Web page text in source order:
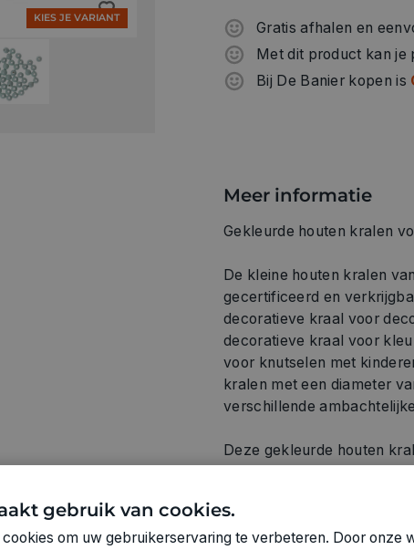
KIES JE VARIANT
voor baby's en peuters.
Gratis afhalen en
Met dit product kan je
Bij De Banier kopen is
Meer informatie
Gekleurde houten kralen
De kleine houten kralen
gecertificeerd en
decoratieve kraal voor
decoratieve kraal voor
voor knutselen met
kralen met een diameter
verschillende
Deze gekleurde houten
rijggat met een diameter
FSC-certificering
bosbouw.
gebruik van cookies.
om uw gebruikerservaring te verbeteren. Door onze